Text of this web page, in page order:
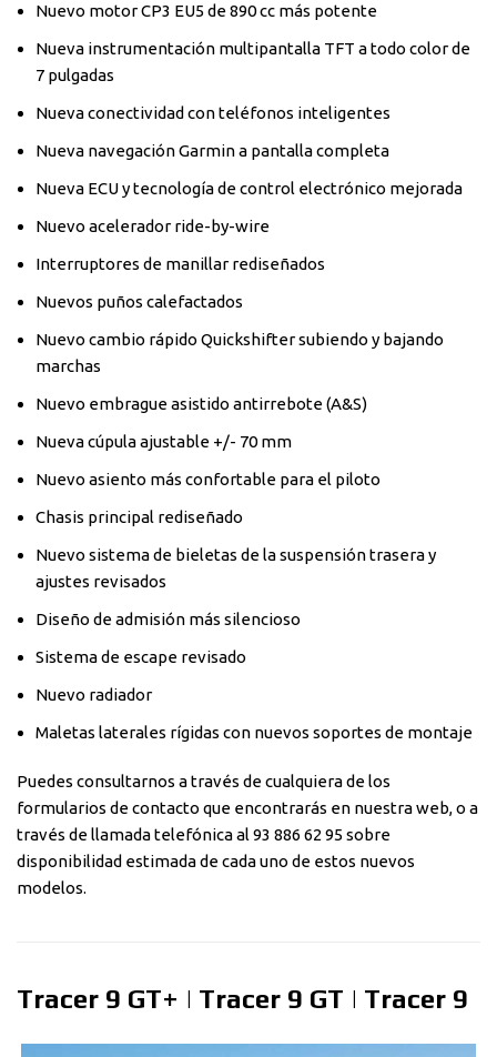
Nuevo motor CP3 EU5 de 890 cc más potente
Nueva instrumentación multipantalla TFT a todo color de
7 pulgadas
Nueva conectividad con teléfonos inteligentes
Nueva navegación Garmin a pantalla completa
Nueva ECU y tecnología de control electrónico mejorada
Nuevo acelerador ride-by-wire
Interruptores de manillar rediseñados
Nuevos puños calefactados
Nuevo cambio rápido Quickshifter subiendo y bajando
marchas
Nuevo embrague asistido antirrebote (A&S)
Nueva cúpula ajustable +/- 70 mm
Nuevo asiento más confortable para el piloto
Chasis principal rediseñado
Nuevo sistema de bieletas de la suspensión trasera y
ajustes revisados
Diseño de admisión más silencioso
Sistema de escape revisado
Nuevo radiador
Maletas laterales rígidas con nuevos soportes de montaje
Puedes consultarnos a través de cualquiera de los
formularios de contacto que encontrarás en nuestra web, o a
través de llamada telefónica al 93 886 62 95 sobre
disponibilidad estimada de cada uno de estos nuevos
modelos.
Tracer 9 GT+ | Tracer 9 GT | Tracer 9